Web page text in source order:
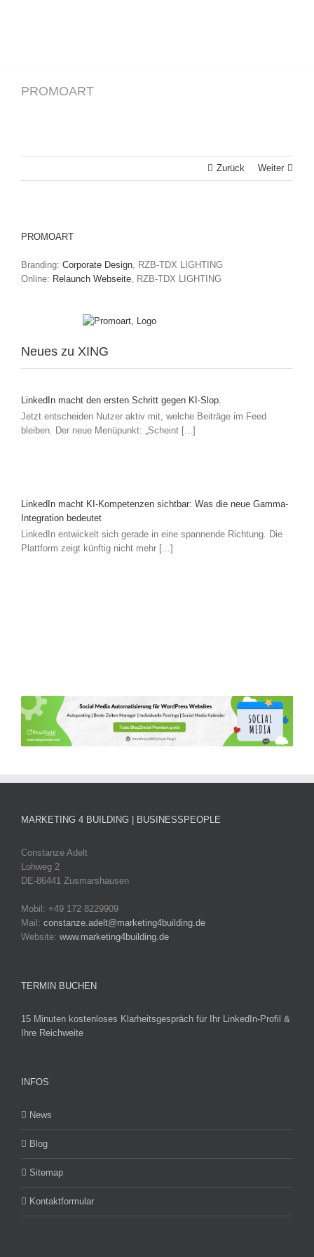
PROMOART
Zurück Weiter
PROMOART
Branding: Corporate Design, RZB-TDX LIGHTING
Online: Relaunch Webseite, RZB-TDX LIGHTING
Neues zu XING
LinkedIn macht den ersten Schritt gegen KI-Slop.
Jetzt entscheiden Nutzer aktiv mit, welche Beiträge im Feed
bleiben. Der neue Menüpunkt: „Scheint [...]
LinkedIn macht KI-Kompetenzen sichtbar: Was die neue Gamma-
Integration bedeutet
LinkedIn entwickelt sich gerade in eine spannende Richtung. Die
Plattform zeigt künftig nicht mehr [...]
MARKETING 4 BUILDING | BUSINESSPEOPLE
Constanze Adelt
Lohweg 2
DE-86441 Zusmarshausen
Mobil: +49 172 8229909
Mail: constanze.adelt@marketing4building.de
Website: www.marketing4building.de
TERMIN BUCHEN
15 Minuten kostenloses Klarheitsgespräch für Ihr LinkedIn-Profil &
Ihre Reichweite
INFOS
News
Blog
Sitemap
Kontaktformular